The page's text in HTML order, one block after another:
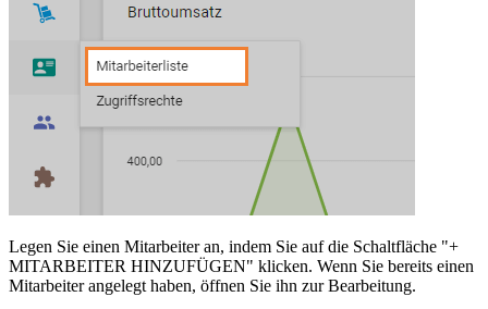
Legen Sie einen Mitarbeiter an, indem Sie auf die Schaltfläche "+
MITARBEITER HINZUFÜGEN" klicken. Wenn Sie bereits einen
Mitarbeiter angelegt haben, öffnen Sie ihn zur Bearbeitung.